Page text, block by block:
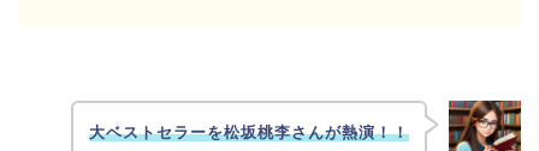
大ベストセラーを松坂桃李さんが熱演！！